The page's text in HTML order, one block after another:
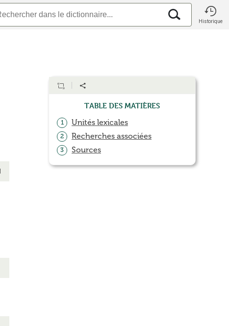
Historique
Table des matières
1 Unités lexicales
2 Recherches associées
3 Sources